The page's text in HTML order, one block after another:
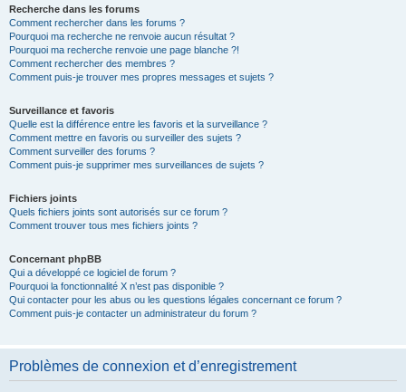
Recherche dans les forums
Comment rechercher dans les forums ?
Pourquoi ma recherche ne renvoie aucun résultat ?
Pourquoi ma recherche renvoie une page blanche ?!
Comment rechercher des membres ?
Comment puis-je trouver mes propres messages et sujets ?
Surveillance et favoris
Quelle est la différence entre les favoris et la surveillance ?
Comment mettre en favoris ou surveiller des sujets ?
Comment surveiller des forums ?
Comment puis-je supprimer mes surveillances de sujets ?
Fichiers joints
Quels fichiers joints sont autorisés sur ce forum ?
Comment trouver tous mes fichiers joints ?
Concernant phpBB
Qui a développé ce logiciel de forum ?
Pourquoi la fonctionnalité X n’est pas disponible ?
Qui contacter pour les abus ou les questions légales concernant ce forum ?
Comment puis-je contacter un administrateur du forum ?
Problèmes de connexion et d’enregistrement